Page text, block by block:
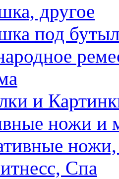
другое
под
и
ножи и
Спа